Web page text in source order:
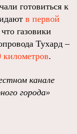
готовиться к
в первой
газовики
Тухард –
километров.
канале
города»